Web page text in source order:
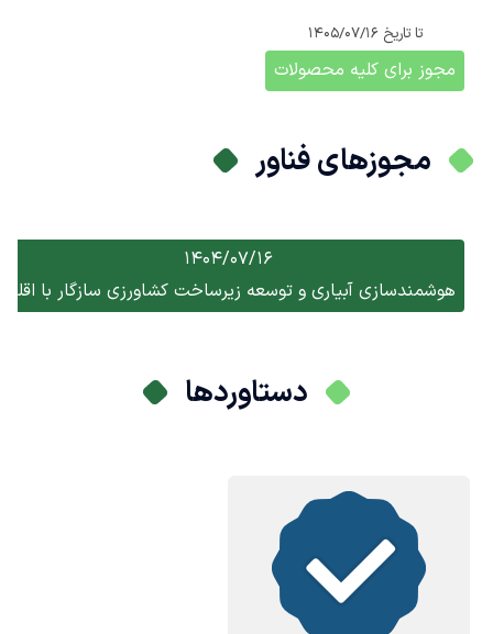
تا تاریخ 1405/07/16
مجوز برای کلیه محصولات
مجوزهای فناور
1404/07/16
هوشمندسازی آبیاری و توسعه زیرساخت کشاورزی سازگار با اقلیم
دستاوردها